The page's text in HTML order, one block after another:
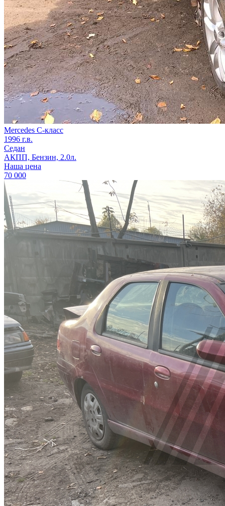
Mercedes C-класс
1996 г.в.
Седан
АКПП, Бензин, 2.0л.
Наша цена
70 000